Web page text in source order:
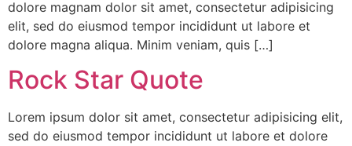
dolore magnam dolor sit amet, consectetur adipisicing
elit, sed do eiusmod tempor incididunt ut labore et
dolore magna aliqua. Minim veniam, quis […]
Rock Star Quote
Lorem ipsum dolor sit amet, consectetur adipisicing elit,
sed do eiusmod tempor incididunt ut labore et dolore